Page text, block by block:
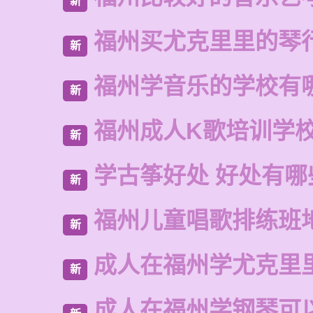
新 福州买尤克里里的琴
新 福州学音乐的学校有
新 福州成人K歌培训学
新 学古筝好处 好处有哪
新 福州儿童唱歌排练班
新 成人在福州学尤克里